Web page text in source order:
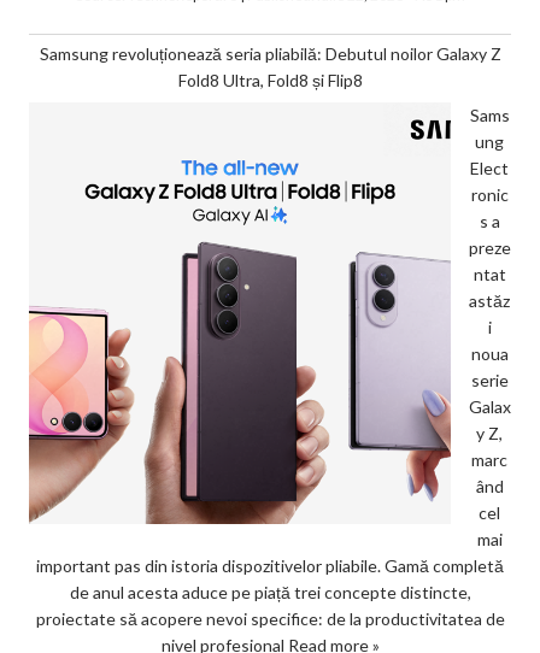
Samsung revoluționează seria pliabilă: Debutul noilor Galaxy Z
Fold8 Ultra, Fold8 și Flip8
Sams
ung
Elect
ronic
s a
preze
ntat
astăz
i
noua
serie
Galax
y Z,
marc
ând
cel
mai
important pas din istoria dispozitivelor pliabile. Gamă completă
de anul acesta aduce pe piață trei concepte distincte,
proiectate să acopere nevoi specifice: de la productivitatea de
nivel profesional Read more »